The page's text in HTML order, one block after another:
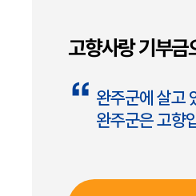
고향사랑 기부금
완주군에 살고
완주군은 고향